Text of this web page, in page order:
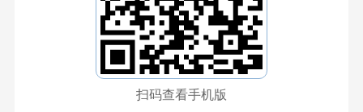
扫码查看手机版